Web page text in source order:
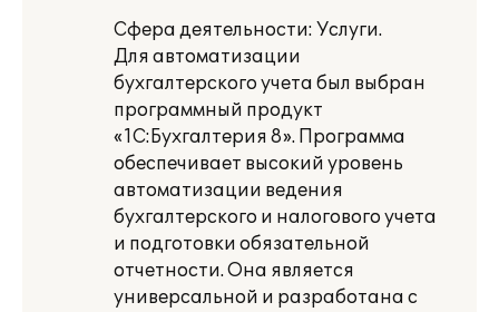
Сфера деятельности: Услуги.
Для автоматизации
бухгалтерского учета был выбран
программный продукт
«1С:Бухгалтерия 8». Программа
обеспечивает высокий уровень
автоматизации ведения
бухгалтерского и налогового учета
и подготовки обязательной
отчетности. Она является
универсальной и разработана с